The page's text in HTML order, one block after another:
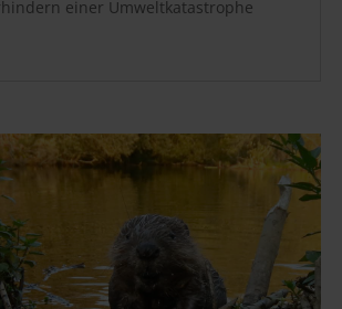
einer Umweltkatastrophe